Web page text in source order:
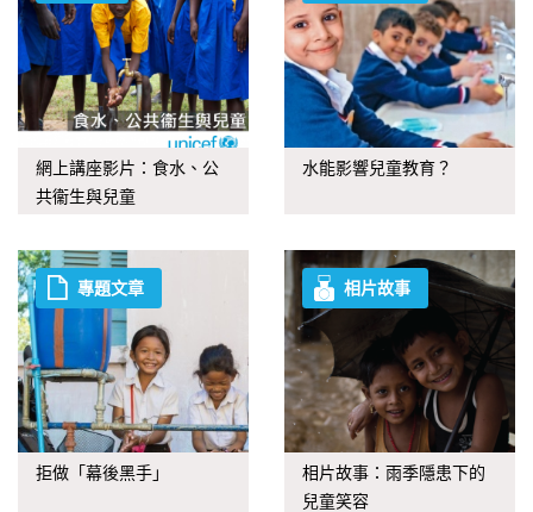
網上講座影片：食水、公
共衞生與兒童
水能影響兒童教育？
專題文章
拒做「幕後黑手」
相片故事
相片故事：雨季隱患下的
兒童笑容